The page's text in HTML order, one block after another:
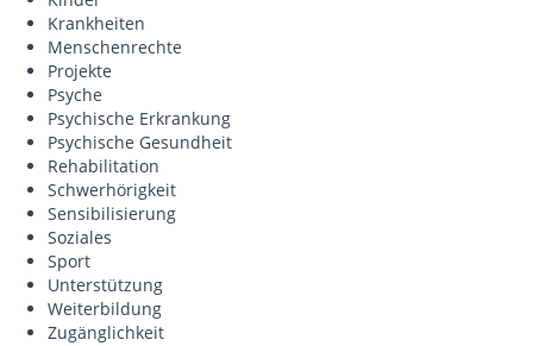
Krankheiten
Menschenrechte
Projekte
Psyche
Psychische Erkrankung
Psychische Gesundheit
Rehabilitation
Schwerhörigkeit
Sensibilisierung
Soziales
Sport
Unterstützung
Weiterbildung
Zugänglichkeit